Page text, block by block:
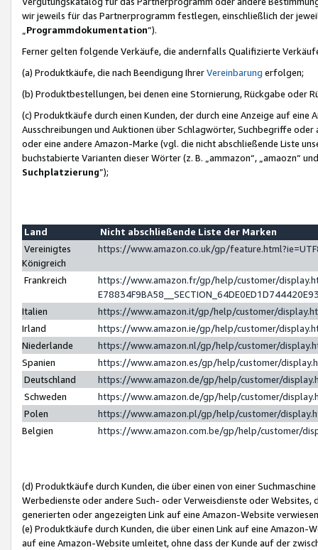
wir jeweils für das Partnerprogramm festlegen, einschließlich der
Programmdokumentation“).
Ferner gelten folgende Verkäufe, die andernfalls Qualifizierte
(a) Produktkäufe, die nach Beendigung IhrerVereinbarung erfolgen;
(b) Produktbestellungen, bei denen eine Stornierung, Rückgabe oder
(c) Produktkäufe durch einen Kunden, der durch eine Anzeige auf
Ausschreibungen und Auktionen über Schlagwörter, Suchbegriffe
oder eine andere Amazon-Marke (vgl. die nicht abschließende Liste
buchstabierte Varianten dieser Wörter (z. B. „ammazon“, „amaozn“
Suchplatzierung”);
Land
Nicht abschließende Liste der Marken
Vereinigtes
Königreich
https://www.amazon.co.uk/gp/
Frankreich
https://www.amazon.fr/gp/help/customer/
Italien
https://www.amazon.it/gp/help/customer/
Irland
https://www.amazon.ie/gp/help/customer/
Niederlande
https://www.amazon.nl/gp/help/customer/
Spanien
https://www.amazon.es/gp/help/customer/
Deutschland
https://www.amazon.de/gp/help/customer/
Schweden
https://www.amazon.de/gp/help/customer/
Polen
https://www.amazon.pl/gp/help/customer/
Belgien
https://www.amazon.com.be/gp/help/customer/
(d) Produktkäufe durch Kunden, die über einen von einer
Werbedienste oder andere Such- oder Verweisdienste oder Websites,
generierten oder angezeigten Link auf eine Amazon-Website
(e) Produktkäufe durch Kunden, die über einen Link auf eine
auf eine Amazon-Website umleitet, ohne dass der Kunde auf der